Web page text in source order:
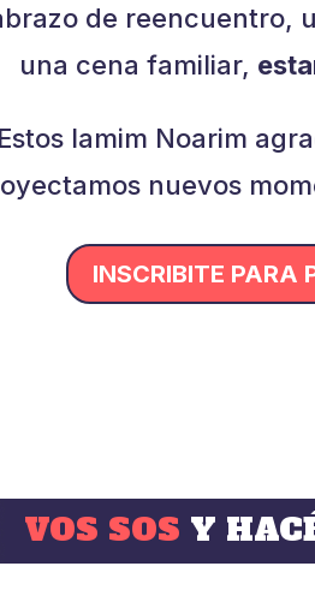
de reencuentro,
una cena familiar,
Iamim Noarim
nuevos
INSCRIBITE PARA
VOS SOS Y